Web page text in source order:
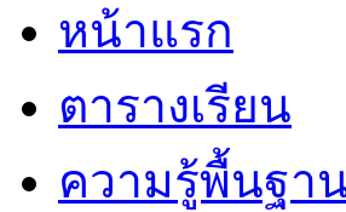
หน้าแรก
ตารางเรียน
ความรู้พื้นฐา